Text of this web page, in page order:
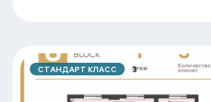
СТАНДАРТ КЛАСС 3